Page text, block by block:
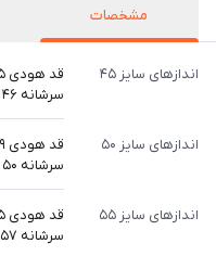
مشخصات
اندازهای سایز ۴۵
سرشانه ۴۶ قد شلوار ۵۸ سانت
اندازهای سایز ۵۰
سرشانه ۵۰ قد شلوار ۷۲ سانت
اندازهای سایز ۵۵
سرشانه ۵۷ قد شلوار ۸۰ سانت